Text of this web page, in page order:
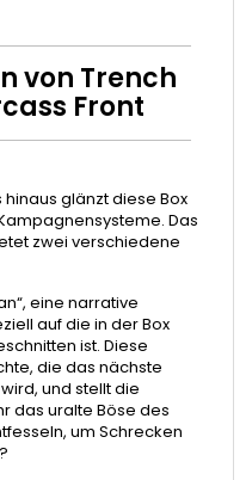
von Trench
Front
glänzt diese Box
Das
zwei verschiedene
eine narrative
auf die in der Box
ist. Diese
die das nächste
und stellt die
das uralte Böse des
um Schrecken